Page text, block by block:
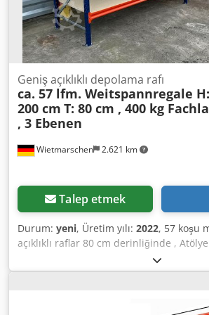
Fiyat : 5885,00 € net artı yasal olarak
gösterildiği bir fatura alacaksınız.
teslimat ortak nakliye şirketimiz
gerçekleştirilebilir, bunun için maliyetler
bağlıdır. Montaj : Gerekirse, eğitimli
ekipmanınızın profesyonel montajı ve
konusunda size yardımcı olmaktan
Bizim tavsiyemiz : Neye ihtiyacınız
Planlama ve siparişten kuruluma kadar
Wietmarschen 2.621 km
Geniş açıklıklı depolama rafı
ca. 57 lfm. Weitspannregale H:
200 cm T: 80 cm , 400 kg
, 3 Ebenen
Talep etmek
Durum: yeni, Üretim yılı: 2022, 57 koşu
açıklıklı raflar 80 cm derinliğinde ,
rafları , Büyük raflar , Manuel depolama
parça depolama Veriler : - Yükseklik :
Derinlik : yaklaşık 80 cm Dodpfezrvulox
yaklaşık 57 koşu metre Raf teklifi